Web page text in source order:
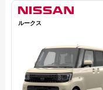
ルークス